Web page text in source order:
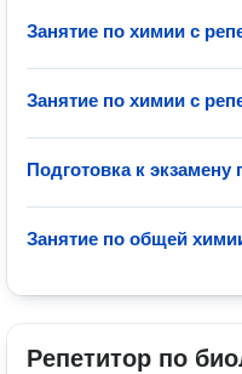
Занятие по химии с
Занятие по химии с
Подготовка к экзамену
Занятие по общей
Репетитор по